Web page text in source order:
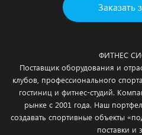
Заказать
ФИТНЕС
Поставщик оборудования и
клубов, профессионального
гостиниц и фитнес-студий.
рынке с 2001 года. Наш
создавать спортивные объекты
поставки и